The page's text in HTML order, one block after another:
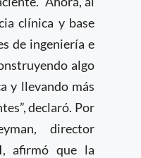
clínica y base
de ingeniería e
algo
y llevando más
declaró. Por
director
afirmó que la